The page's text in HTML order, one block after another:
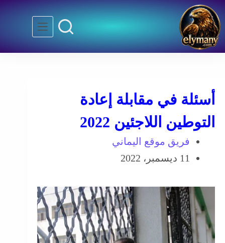
أسئلة في مقابلة إعادة
التوطين اللاجئين 2022
فريق موقع اليماني
11 ديسمبر، 2022